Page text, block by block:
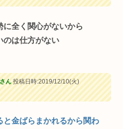
に全く関心がないから
のは仕方がない
ん投稿日時:2019/12/10(火)
と金ばらまかれるから関わ